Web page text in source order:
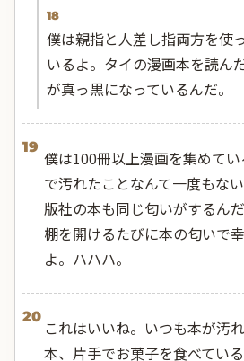
18
僕は親指と人差し指両方を使
いるよ。タイの漫画本を読ん
が真っ黒になっているんだ。
19
僕は100冊以上漫画を集めて
で汚れたことなんて一度もな
版社の本も同じ匂いがするん
棚を開けるたびに本の匂いで
よ。ハハハ。
20
これはいいね。いつも本が汚
本、片手でお菓子を食べてい